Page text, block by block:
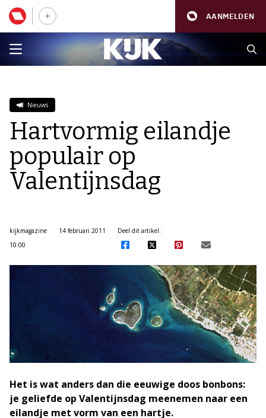
AANMELDEN
Nieuws
Hartvormig eilandje
populair op
Valentijnsdag
kijkmagazine
14 februari 2011
10:00
Deel dit artikel:
Het is wat anders dan die eeuwige doos bonbons:
je geliefde op Valentijnsdag meenemen naar een
eilandje met vorm van een hartje.